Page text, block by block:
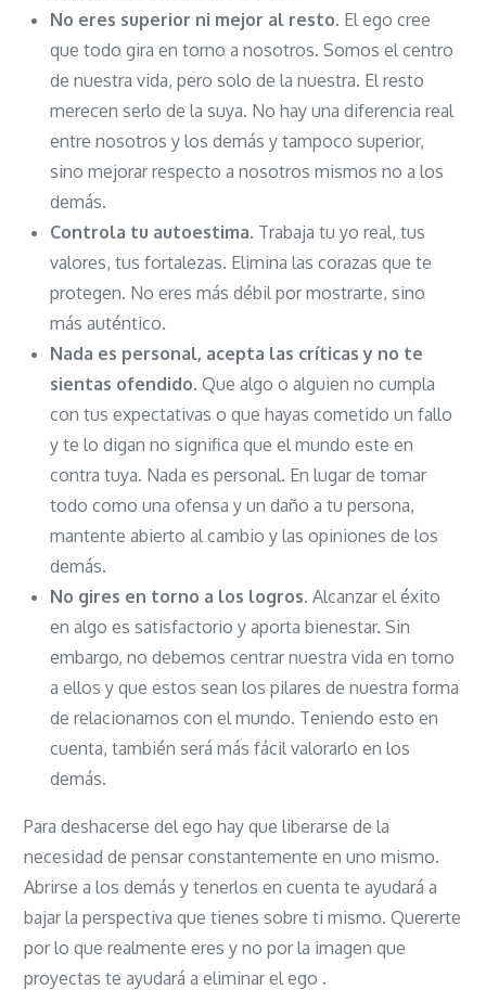
No eres superior ni mejor al resto. El ego cree
que todo gira en torno a nosotros. Somos el centro
de nuestra vida, pero solo de la nuestra. El resto
merecen serlo de la suya. No hay una diferencia real
entre nosotros y los demás y tampoco superior,
sino mejorar respecto a nosotros mismos no a los
demás.
Controla tu autoestima. Trabaja tu yo real, tus
valores, tus fortalezas. Elimina las corazas que te
protegen. No eres más débil por mostrarte, sino
más auténtico.
Nada es personal, acepta las críticas y no te
sientas ofendido.Que algo o alguien no cumpla
con tus expectativas o que hayas cometido un fallo
y te lo digan no significa que el mundo este en
contra tuya. Nada es personal. En lugar de tomar
todo como una ofensa y un daño a tu persona,
mantente abierto al cambio y las opiniones de los
demás.
No gires en torno a los logros.Alcanzar el éxito
en algo es satisfactorio y aporta bienestar. Sin
embargo, no debemos centrar nuestra vida en torno
a ellos y que estos sean los pilares de nuestra forma
de relacionarnos con el mundo. Teniendo esto en
cuenta, también será más fácil valorarlo en los
demás.
Para deshacerse del ego hay que liberarse de la
necesidad de pensar constantemente en uno mismo.
Abrirse a los demás y tenerlos en cuenta te ayudará a
bajar la perspectiva que tienes sobre ti mismo. Quererte
por lo que realmente eres y no por la imagen que
proyectas te ayudará a eliminar el ego .